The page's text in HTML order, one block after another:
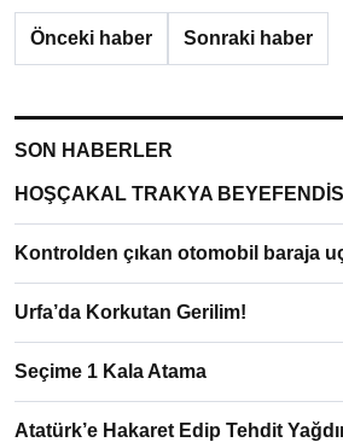
Önceki haber Sonraki haber
SON HABERLER
HOŞÇAKAL TRAKYA
Kontrolden çıkan otomobil baraja
Urfa’da Korkutan Gerilim!
Seçime 1 Kala Atama
Atatürk’e Hakaret Edip Tehdit